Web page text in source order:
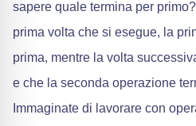
sapere quale termina per
prima volta che si esegue, la
prima, mentre la volta
e che la seconda operazione
Immaginate di lavorare con